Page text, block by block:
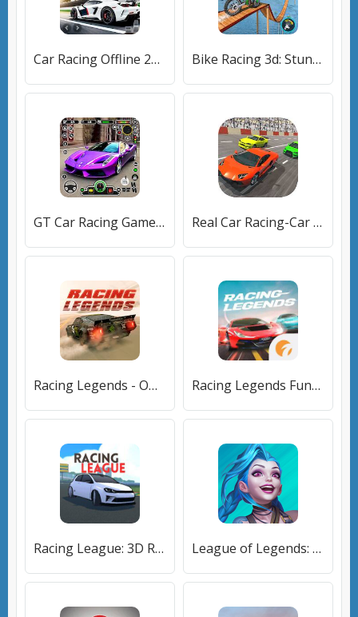
Car Racing Offline 2023 [Бесплатные покупки] Bike Racing 3d: Stunt Legends [Много денег]
GT Car Racing Games 3D Offline [Много монет] Real Car Racing-Car Games [Много монет]
Racing Legends - Offline Games [Много денег] Racing Legends Funzy [Много монет]
Racing League: 3D Race Offline [Много монет] League of Legends: Wild Rift [Много монет]